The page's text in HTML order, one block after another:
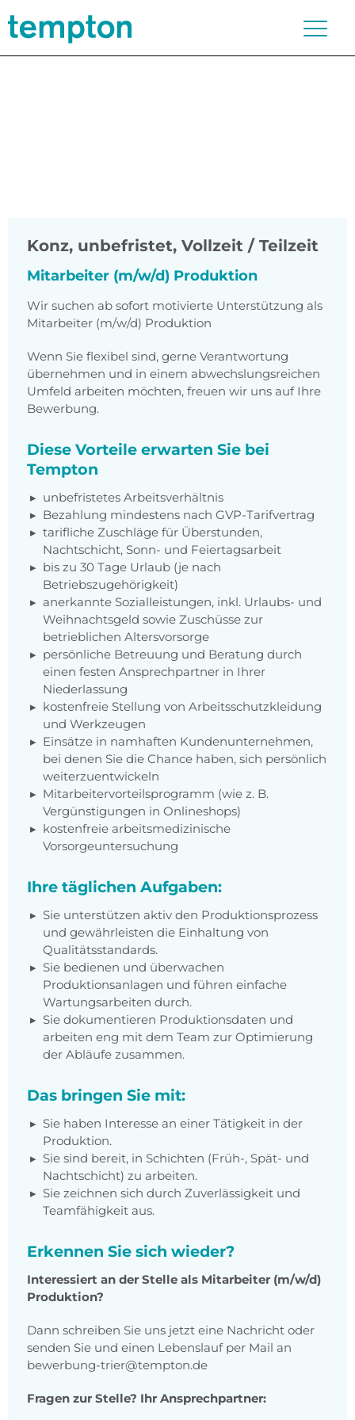
Konz, unbefristet, Vollzeit / Teilzeit
Mitarbeiter (m/w/d) Produktion
Wir suchen ab sofort motivierte Unterstützung als
Mitarbeiter (m/w/d) Produktion
Wenn Sie flexibel sind, gerne Verantwortung
übernehmen und in einem abwechslungsreichen
Umfeld arbeiten möchten, freuen wir uns auf Ihre
Bewerbung.
Diese Vorteile erwarten Sie bei
Tempton
unbefristetes Arbeitsverhältnis
Bezahlung mindestens nach GVP-Tarifvertrag
tarifliche Zuschläge für Überstunden,
Nachtschicht, Sonn- und Feiertagsarbeit
bis zu 30 Tage Urlaub (je nach
Betriebszugehörigkeit)
anerkannte Sozialleistungen, inkl. Urlaubs- und
Weihnachtsgeld sowie Zuschüsse zur
betrieblichen Altersvorsorge
persönliche Betreuung und Beratung durch
einen festen Ansprechpartner in Ihrer
Niederlassung
kostenfreie Stellung von Arbeitsschutzkleidung
und Werkzeugen
Einsätze in namhaften Kundenunternehmen,
bei denen Sie die Chance haben, sich persönlich
weiterzuentwickeln
Mitarbeitervorteilsprogramm (wie z. B.
Vergünstigungen in Onlineshops)
kostenfreie arbeitsmedizinische
Vorsorgeuntersuchung
Ihre täglichen Aufgaben:
Sie unterstützen aktiv den Produktionsprozess
und gewährleisten die Einhaltung von
Qualitätsstandards.
Sie bedienen und überwachen
Produktionsanlagen und führen einfache
Wartungsarbeiten durch.
Sie dokumentieren Produktionsdaten und
arbeiten eng mit dem Team zur Optimierung
der Abläufe zusammen.
Das bringen Sie mit:
Sie haben Interesse an einer Tätigkeit in der
Produktion.
Sie sind bereit, in Schichten (Früh-, Spät- und
Nachtschicht) zu arbeiten.
Sie zeichnen sich durch Zuverlässigkeit und
Teamfähigkeit aus.
Erkennen Sie sich wieder?
Interessiert an der Stelle als Mitarbeiter (m/w/d)
Produktion?
Dann schreiben Sie uns jetzt eine Nachricht oder
senden Sie und einen Lebenslauf per Mail an
bewerbung-trier@tempton.de
Fragen zur Stelle? Ihr Ansprechpartner: